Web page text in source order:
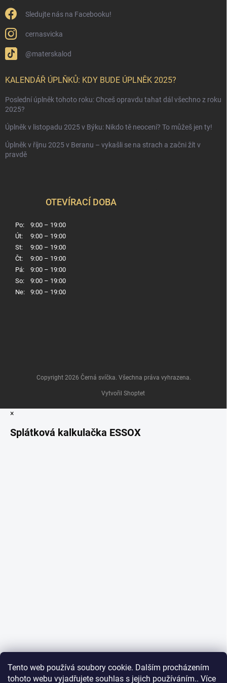
Tento web používá soubory cookie. Dalším procházením
tohoto webu vyjadřujete souhlas s jejich používáním.. Více
Sledujte nás na Facebooku!
cernasvicka
@materskalod
KALENDÁŘ ÚPLŇKŮ: KDY BUDE ÚPLNĚK 2025?
Poslední úplněk tohoto roku: Chceš opravdu tahat dál všechno z roku
2025?
Úplněk v listopadu 2025 v Býku: Nikdo tě neocení? To můžeš jen ty!
Úplněk v říjnu 2025 v Beranu – vykašli se na strach a začni žít v
pravdě
OTEVÍRACÍ DOBA
Po:
9:00 – 19:00
Út:
9:00 – 19:00
St:
9:00 – 19:00
Čt:
9:00 – 19:00
Pá:
9:00 – 19:00
So:
9:00 – 19:00
Ne:
9:00 – 19:00
Vytvořil Shoptet
Copyright 2026 Černá svíčka. Všechna práva vyhrazena.
×
Splátková kalkulačka ESSOX